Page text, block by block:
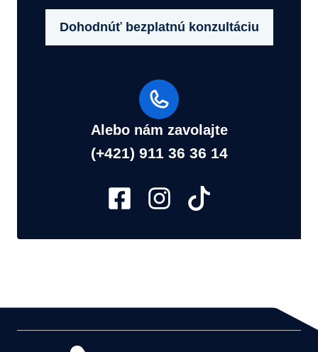
Dohodnúť bezplatnú konzultáciu
Alebo nám zavolajte
(+421) 911 36 36 14